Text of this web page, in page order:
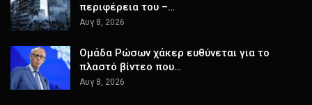
περιφέρεια του –…
Αυγ 8, 2026
Ομάδα Ρώσων χάκερ ευθύνεται για το
πλαστό βίντεο που…
Αυγ 8, 2026